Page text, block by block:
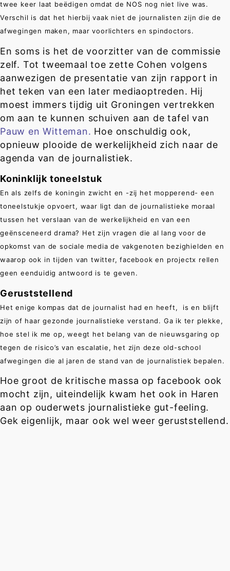
twee keer laat beëdigen omdat de NOS nog niet live was.
Verschil is dat het hierbij vaak niet de journalisten zijn die de
afwegingen maken, maar voorlichters en spindoctors.
En soms is het de voorzitter van de commissie
zelf. Tot tweemaal toe zette Cohen volgens
aanwezigen de presentatie van zijn rapport in
het teken van een later mediaoptreden. Hij
moest immers tijdig uit Groningen vertrekken
om aan te kunnen schuiven aan de tafel van
Pauw en Witteman. Hoe onschuldig ook,
opnieuw plooide de werkelijkheid zich naar de
agenda van de journalistiek.
Koninklijk toneelstuk
En als zelfs de koningin zwicht en -zij het mopperend- een
toneelstukje opvoert, waar ligt dan de journalistieke moraal
tussen het verslaan van de werkelijkheid en van een
geënsceneerd drama? Het zijn vragen die al lang voor de
opkomst van de sociale media de vakgenoten bezighielden en
waarop ook in tijden van twitter, facebook en projectx rellen
geen eenduidig antwoord is te geven.
Geruststellend
Het enige kompas dat de journalist had en heeft, is en blijft
zijn of haar gezonde journalistieke verstand. Ga ik ter plekke,
hoe stel ik me op, weegt het belang van de nieuwsgaring op
tegen de risico’s van escalatie, het zijn deze old-school
afwegingen die al jaren de stand van de journalistiek bepalen.
Hoe groot de kritische massa op facebook ook
mocht zijn, uiteindelijk kwam het ook in Haren
aan op ouderwets journalistieke gut-feeling.
Gek eigenlijk, maar ook wel weer geruststellend.